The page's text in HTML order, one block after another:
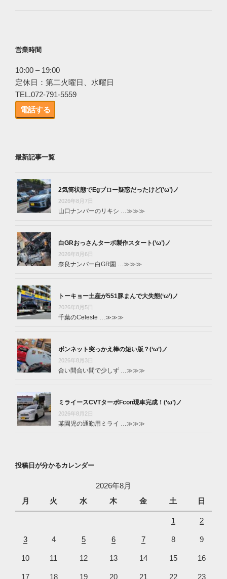
営業時間
10:00 – 19:00
定休日：第二火曜日、水曜日
TEL.072-791-5559
電話する
最新記事一覧
2気筒状態でEgブロー疑惑だったけど(‘ω’)ノ
2026年8月7日
山口ナンバーのリキシ …≫≫≫
白GRおっさんターボ製作スタート(‘ω’)ノ
2026年8月6日
奈良ナンバー白GR園 …≫≫≫
トーキョー土産が551豚まんで大失態(‘ω’)ノ
2026年8月5日
千葉のCeleste …≫≫≫
ボンネット突っかえ棒の短い版？(‘ω’)ノ
2026年8月3日
合い間合い間で少しず …≫≫≫
ミライースCVTターボFcon現車完成！(‘ω’)ノ
2026年8月2日
某園児の通勤用ミライ …≫≫≫
投稿日が分かるカレンダー
2026年8月
月
火 水 木 金 土 日
1 2
3 4 5 6 7 8 9
10 11 12 13 14 15 16
17 18 19 20 21 22 23